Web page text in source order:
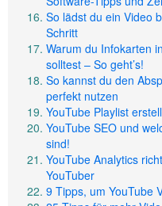
So lädst du ein Video
Schritt
Warum du Infokarten
solltest – So geht’s!
So kannst du den
perfekt nutzen
YouTube Playlist
YouTube SEO und
sind!
YouTube Analytics
YouTuber
9 Tipps, um YouTube